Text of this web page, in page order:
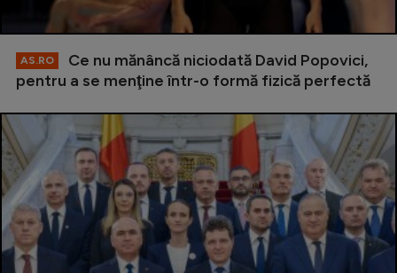
AS.RO
Ce nu mănâncă niciodată David Popovici,
pentru a se menţine într-o formă fizică perfectă